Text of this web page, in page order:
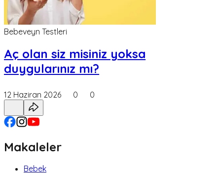
Bebeveyn Testleri
Aç olan siz misiniz yoksa
duygularınız mı?
12 Haziran 2026 0 0
Makaleler
Bebek